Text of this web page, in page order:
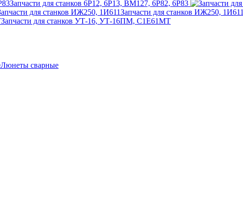
Запчасти для станков 6Р12, 6Р13, ВМ127, 6Р82, 6Р83
Запчасти для станков ИЖ250, 1И611
Запчасти для станков УТ-16, УТ-16ПМ, С1Е61МТ
Люнеты сварные